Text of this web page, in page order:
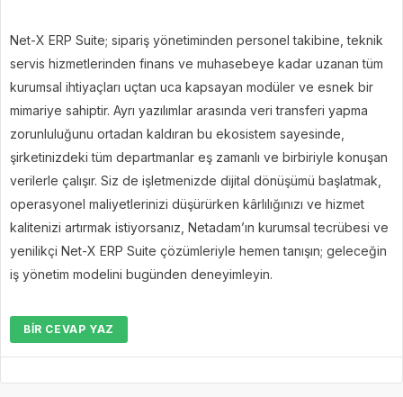
Net-X ERP Suite; sipariş yönetiminden personel takibine, teknik
servis hizmetlerinden finans ve muhasebeye kadar uzanan tüm
kurumsal ihtiyaçları uçtan uca kapsayan modüler ve esnek bir
mimariye sahiptir. Ayrı yazılımlar arasında veri transferi yapma
zorunluluğunu ortadan kaldıran bu ekosistem sayesinde,
şirketinizdeki tüm departmanlar eş zamanlı ve birbiriyle konuşan
verilerle çalışır. Siz de işletmenizde dijital dönüşümü başlatmak,
operasyonel maliyetlerinizi düşürürken kârlılığınızı ve hizmet
kalitenizi artırmak istiyorsanız, Netadam’ın kurumsal tecrübesi ve
yenilikçi Net-X ERP Suite çözümleriyle hemen tanışın; geleceğin
iş yönetim modelini bugünden deneyimleyin.
BIR CEVAP YAZ